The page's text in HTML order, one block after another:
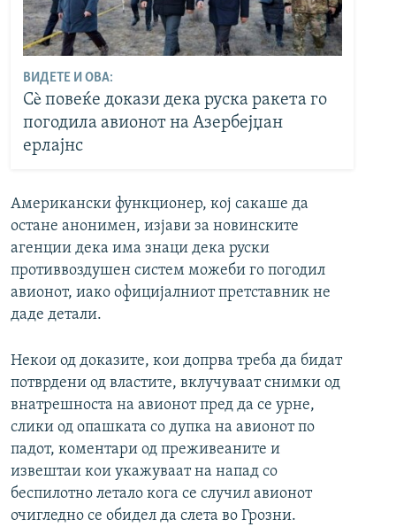
ВИДЕТЕ И ОВА:
Сè повеќе докази дека руска ракета го
погодила авионот на Азербејџан
ерлајнс
Американски функционер, кој сакаше да
остане анонимен, изјави за новинските
агенции дека има знаци дека руски
противвоздушен систем можеби го погодил
авионот, иако официјалниот претставник не
даде детали.
Некои од доказите, кои допрва треба да бидат
потврдени од властите, вклучуваат снимки од
внатрешноста на авионот пред да се урне,
слики од опашката со дупка на авионот по
падот, коментари од преживеаните и
извештаи кои укажуваат на напад со
беспилотно летало кога се случил авионот
очигледно се обидел да слета во Грозни.